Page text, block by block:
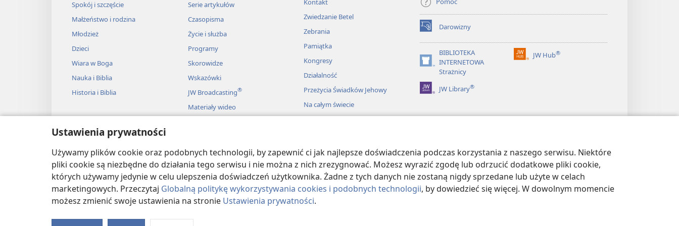
Ustawienia prywatności
Używamy plików cookie oraz podobnych technologii, by zapewnić ci jak najlepsze doświadczenia podczas korzystania z naszego serwisu. Niektóre
pliki cookie są niezbędne do działania tego serwisu i nie można z nich zrezygnować. Możesz wyrazić zgodę lub odrzucić dodatkowe pliki cookie,
których używamy jedynie w celu ulepszenia doświadczeń użytkownika. Żadne z tych danych nie zostaną nigdy sprzedane lub użyte w celach
marketingowych. Przeczytaj Globalną politykę wykorzystywania cookies i podobnych technologii, by dowiedzieć się więcej. W dowolnym momencie
możesz zmienić swoje ustawienia na stronie Ustawienia prywatności.
15 Kto poręcza pożyczkę obcemu, temu na pewno się nie powiedzie
ale kto się nie śpieszy* do podawania ręki*, uniknie
16 Ujmująca kobieta zyskuje chwałę
a ludzie bezwzględni zdobywają bogactwo.
Człowiek życzliwy*wyświadcza sobie dobro + ,
ale człowiek okrutny ściąga na siebie problemy
Niegodziwy zdobywa złudny zarobek
ale ten, kto sieje prawość, otrzymuje prawdziwą nagrodę + .
19 Kto mocno trzyma się prawości, zmierza do życia + ,
ale kto się ugania za złem, zmierza do śmierci.
20 Ludzie o podstępnym sercu budzą w Jehowie obrzydzenie
ale postępujący nienagannie sprawiają Mu przyjemność
Spokój i szczęście
Małżeństwo i rodzina
Młodzież
Dzieci
Wiara w Boga
Nauka i Biblia
Historia i Biblia
Serie artykułów
Czasopisma
Życie i służba
Programy
Skorowidze
Wskazówki
JW Broadcasting®
Materiały wideo
Przedstawienia — historie
biblijne
Kontakt
Zwiedzanie Betel
Zebrania
Pamiątka
Kongresy
Działalność
Przeżycia Świadków Jehowy
Na całym świecie
Darowizny
(opens
new
window)BIBLIOTEKA
INTERNETOWA
Strażnicy
(opens
window)
JW Hub®
(opens
JW Library®
Copyright© 2026 Watch Tower Bible and Tract Society of Pennsylvania.